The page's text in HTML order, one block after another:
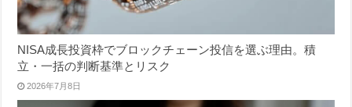
NISA成長投資枠でブロックチェーン投信を選ぶ理由。積
立・一括の判断基準とリスク
2026年7月8日